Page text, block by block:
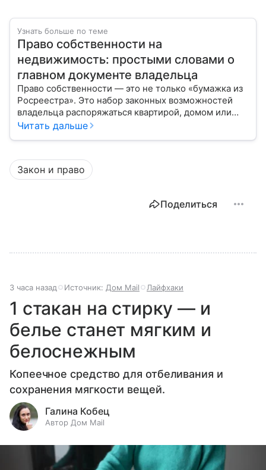
Узнать больше по теме
Право собственности на
недвижимость: простыми словами о
главном документе владельца
Право собственности — это не только «бумажка из
Росреестра». Это набор законных возможностей
владельца распоряжаться квартирой, домом или
участком: жить, сдавать, продавать, дарить,
Читать дальше
Закон и право
Поделиться
3 часа назад Источник: Дом Mail Лайфхаки
1 стакан на стирку — и
белье станет мягким и
белоснежным
Копеечное средство для отбеливания и
сохранения мягкости вещей.
Галина Кобец
Автор Дом Mail